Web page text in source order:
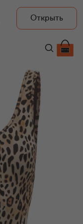
Открыть
8 855 ₽